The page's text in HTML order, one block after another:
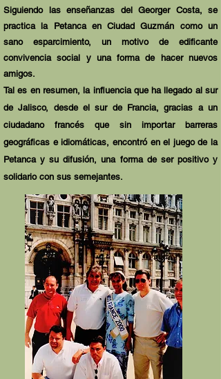
Siguiendo las enseñanzas del Georger Costa, se
practica la Petanca en Ciudad Guzmán como un
sano esparcimiento, un motivo de edificante
convivencia social y una forma de hacer nuevos
amigos.
Tal es en resumen, la influencia que ha llegado al sur
de Jalisco, desde el sur de Francia, gracias a un
ciudadano francés que sin importar barreras
geográficas e idiomáticas, encontró en el juego de la
Petanca y sudifusión, una forma de ser positivoy
solidario con sus semejantes.